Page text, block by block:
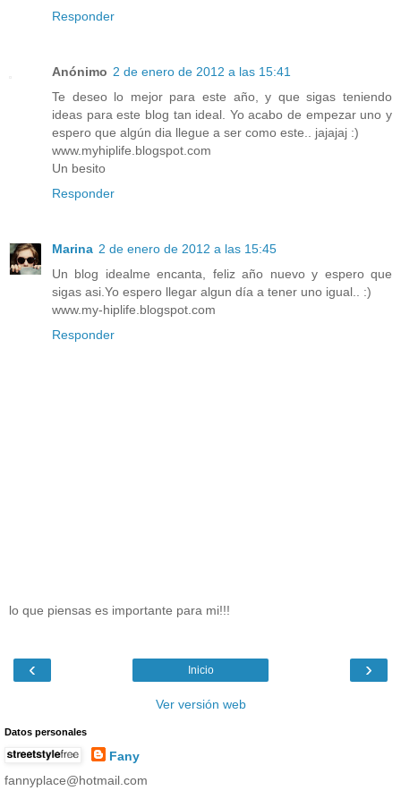
Responder
Anónimo 2 de enero de 2012 a las 15:41
Te deseo lo mejor para este año, y que sigas teniendo
ideas para este blog tan ideal. Yo acabo de empezar uno y
espero que algún dia llegue a ser como este.. jajajaj :)
www.myhiplife.blogspot.com
Un besito
Responder
Marina 2 de enero de 2012 a las 15:45
Un blog idealme encanta, feliz año nuevo y espero que
sigas asi.Yo espero llegar algun día a tener uno igual.. :)
www.my-hiplife.blogspot.com
Responder
lo que piensas es importante para mi!!!
‹ ›
Inicio
Ver versión web
Datos personales
Fany
fannyplace@hotmail.com